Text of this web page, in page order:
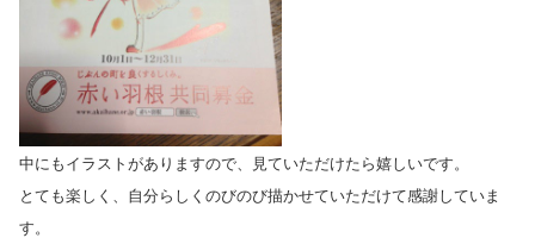
中にもイラストがありますので、見ていただけたら嬉しいです。
とても楽しく、自分らしくのびのび描かせていただけて感謝していま
す。